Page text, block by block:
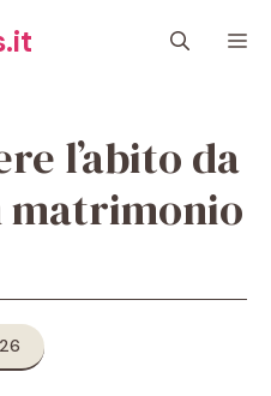
l’abito da
matrimonio